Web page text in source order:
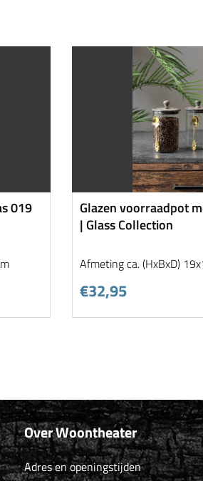
019
Glazen voorraadpot
| Glass Collection
Afmeting ca. (HxBxD)
€32,95
Over Woontheater
Adres en openingstijden